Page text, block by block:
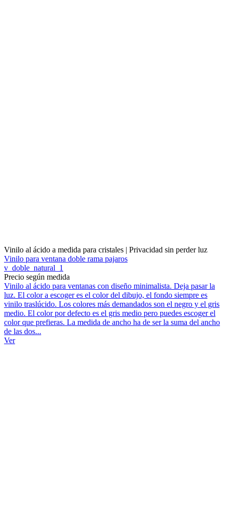
Vinilo al ácido a medida para cristales | Privacidad sin perder luz
Vinilo para ventana doble rama pajaros
v_doble_natural_1
Precio según medida
Vinilo al ácido para ventanas con diseño minimalista. Deja pasar la
luz. El color a escoger es el color del dibujo, el fondo siempre es
vinilo traslúcido. Los colores más demandados son el negro y el gris
medio. El color por defecto es el gris medio pero puedes escoger el
color que prefieras. La medida de ancho ha de ser la suma del ancho
de las dos...
Ver